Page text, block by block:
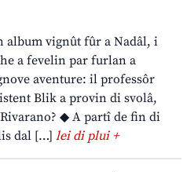
album vignût fûr a Nadâl, i
a fevelin par furlan a
aventure: il professôr
Blik a provin di svolâ,
◆ A partî de fin di
dal […] lei di plui +